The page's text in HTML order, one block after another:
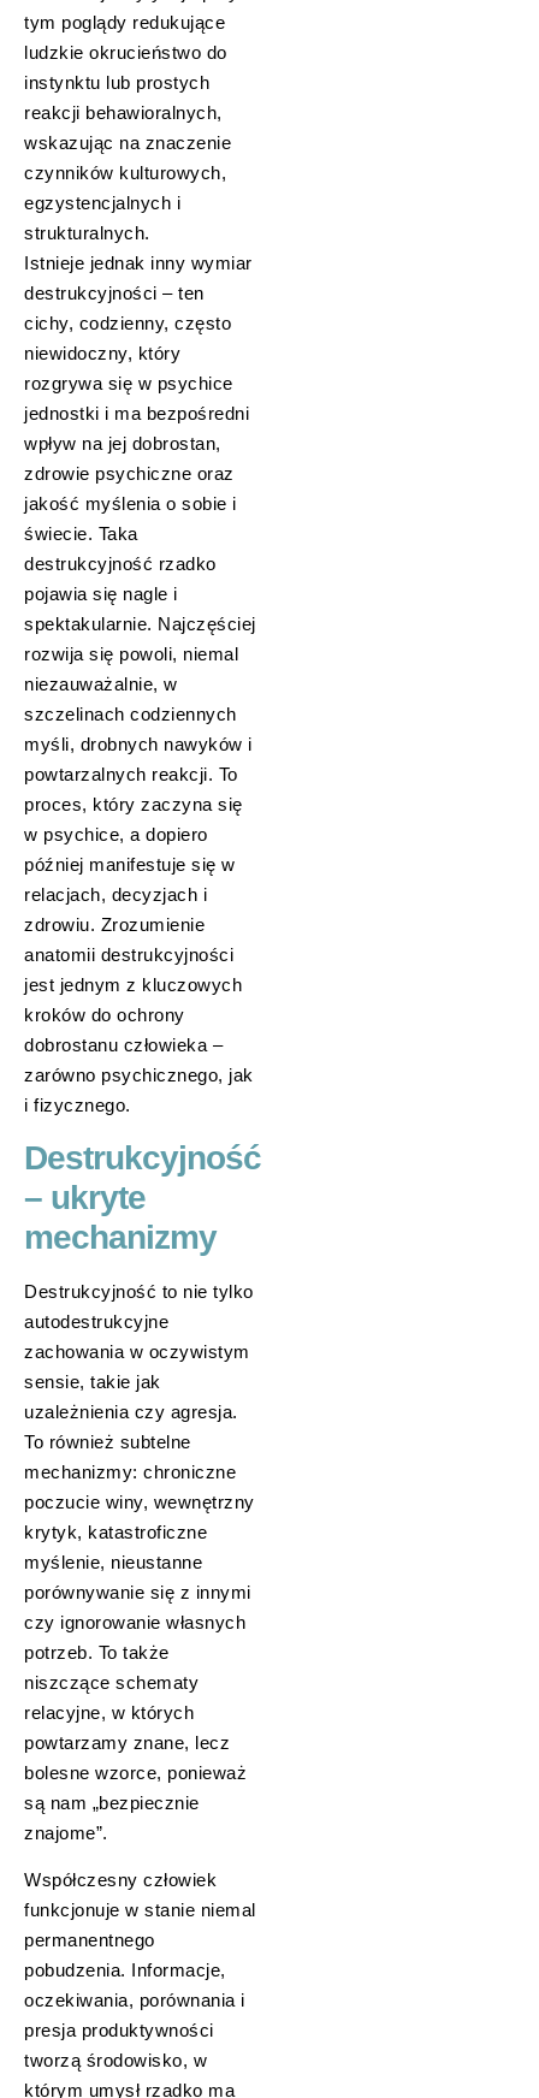
tym poglądy redukujące
ludzkie okrucieństwo do
instynktu lub prostych
reakcji behawioralnych,
wskazując na znaczenie
czynników kulturowych,
egzystencjalnych i
strukturalnych.
Istnieje jednak inny wymiar
destrukcyjności – ten
cichy, codzienny, często
niewidoczny, który
rozgrywa się w psychice
jednostki i ma bezpośredni
wpływ na jej dobrostan,
zdrowie psychiczne oraz
jakość myślenia o sobie i
świecie. Taka
destrukcyjność rzadko
pojawia się nagle i
spektakularnie. Najczęściej
rozwija się powoli, niemal
niezauważalnie, w
szczelinach codziennych
myśli, drobnych nawyków i
powtarzalnych reakcji. To
proces, który zaczyna się
w psychice, a dopiero
później manifestuje się w
relacjach, decyzjach i
zdrowiu. Zrozumienie
anatomii destrukcyjności
jest jednym z kluczowych
kroków do ochrony
dobrostanu człowieka –
zarówno psychicznego, jak
i fizycznego.
Destrukcyjność
– ukryte
mechanizmy
Destrukcyjność to nie tylko
autodestrukcyjne
zachowania w oczywistym
sensie, takie jak
uzależnienia czy agresja.
To również subtelne
mechanizmy: chroniczne
poczucie winy, wewnętrzny
krytyk, katastroficzne
myślenie, nieustanne
porównywanie się z innymi
czy ignorowanie własnych
potrzeb. To także
niszczące schematy
relacyjne, w których
powtarzamy znane, lecz
bolesne wzorce, ponieważ
są nam „bezpiecznie
znajome”.
Współczesny człowiek
funkcjonuje w stanie niemal
permanentnego
pobudzenia. Informacje,
oczekiwania, porównania i
presja produktywności
tworzą środowisko, w
którym umysł rzadko ma